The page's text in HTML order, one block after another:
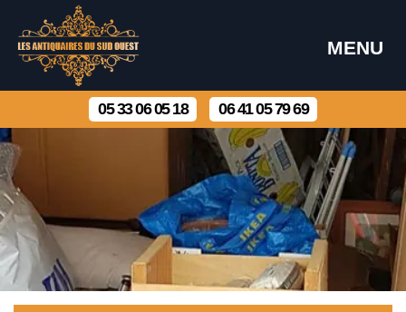
MENU
05 33 06 05 18 06 41 05 79 69